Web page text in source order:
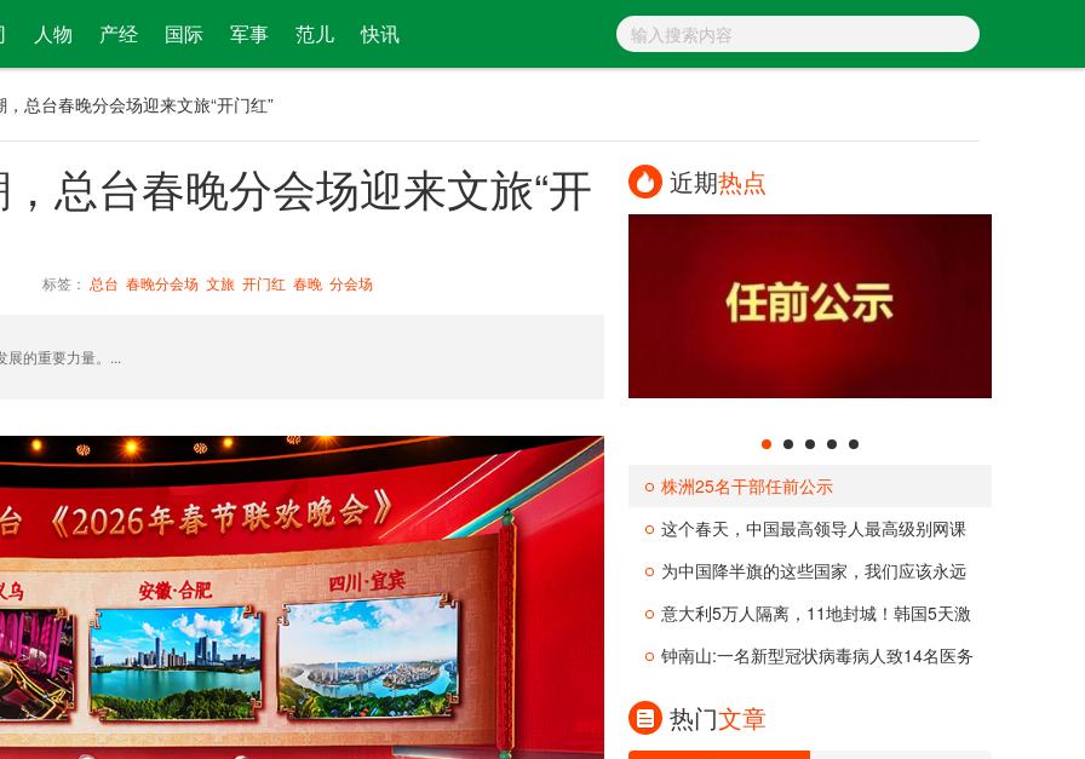
人物 产经 国际 军事 范儿 快讯
总台春晚分会场迎来文旅“开门红”
总台春晚分会场迎来文旅“开
标签： 总台 春晚分会场 文旅 开门红 春晚 分会场
展的重要力量。...
近期热点
株洲25名干部任前公示
这个春天，中国最高领导人最高级别网课
为中国降半旗的这些国家，我们应该永远
意大利5万人隔离，11地封城！韩国5天激
增钟南山:一名新型冠状病毒病人致14名医务
热门文章